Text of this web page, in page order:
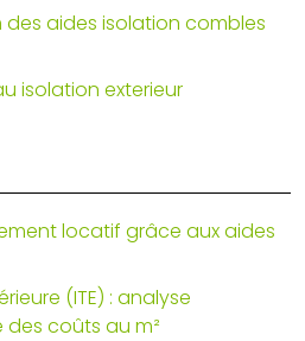
aides isolation combles
isolation exterieur
locatif grâce aux aides
(ITE) : analyse
coûts au m²